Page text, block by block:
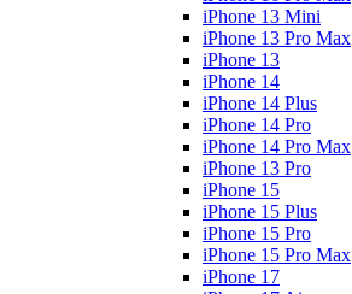
iPhone 13 Mini
iPhone 13 Pro Max
iPhone 13
iPhone 14
iPhone 14 Plus
iPhone 14 Pro
iPhone 14 Pro Max
iPhone 13 Pro
iPhone 15
iPhone 15 Plus
iPhone 15 Pro
iPhone 15 Pro Max
iPhone 17